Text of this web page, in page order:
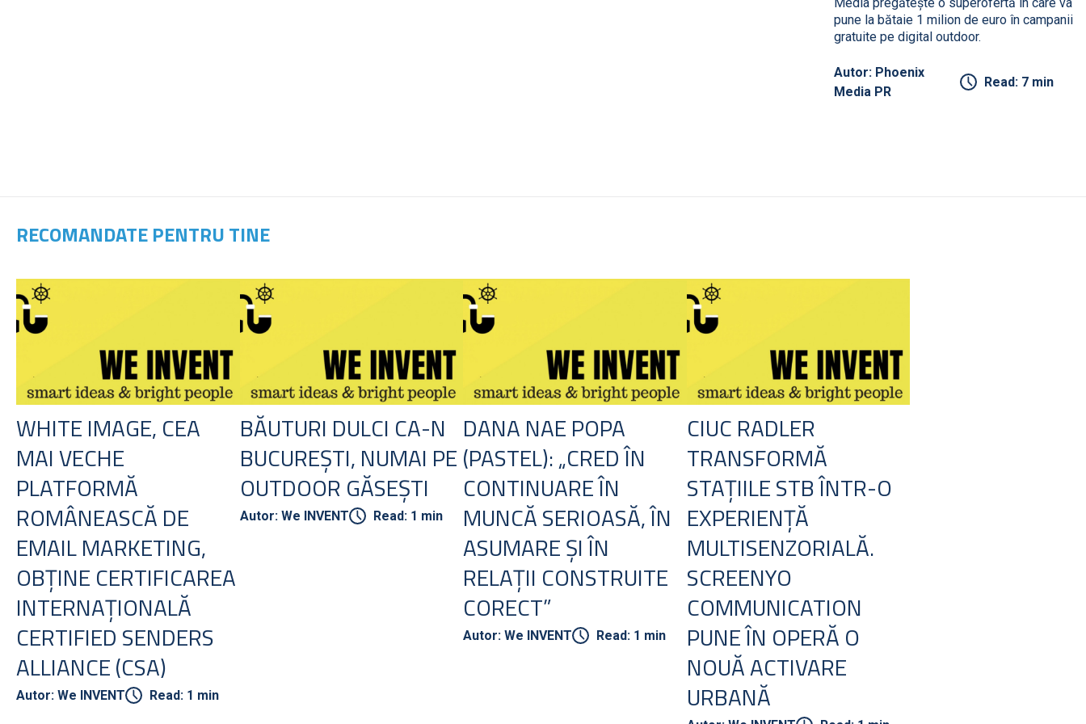
pune la bătaie 1 milion de euro în campanii
gratuite pe digital outdoor.
Autor: Phoenix
Media PR
Read: 7 min
RECOMANDATE PENTRU TINE
WHITE IMAGE, CEA
MAI VECHE
PLATFORMĂ
ROMÂNEASCĂ DE
EMAIL MARKETING,
OBȚINE CERTIFICAREA
INTERNAȚIONALĂ
CERTIFIED SENDERS
ALLIANCE (CSA)
Autor: We INVENT Read: 1 min
BĂUTURI DULCI CA-N
BUCUREȘTI, NUMAI PE
OUTDOOR GĂSEȘTI
Autor: We INVENT Read: 1 min
DANA NAE POPA
(PASTEL): „CRED ÎN
CONTINUARE ÎN
MUNCĂ SERIOASĂ, ÎN
ASUMARE ȘI ÎN
RELAȚII CONSTRUITE
CORECT”
Autor: We INVENT Read: 1 min
CIUC RADLER
TRANSFORMĂ
STAȚIILE STB ÎNTR-O
EXPERIENȚĂ
MULTISENZORIALĂ.
SCREENYO
COMMUNICATION
PUNE ÎN OPERĂ O
NOUĂ ACTIVARE
URBANĂ